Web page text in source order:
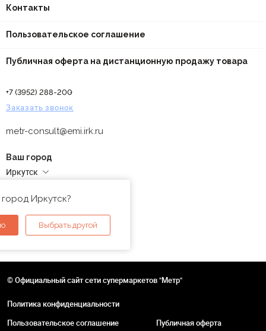
Контакты
Пользовательское соглашение
Публичная оферта на дистанционную продажу товара
+7 (3952) 288-200
Заказать звонок
metr-consult@emi.irk.ru
Ваш город
Иркутск
Иркутск?
Выбрать другой
© Официальный сайт сети супермаркетов "Метр"
Политика конфиденциальности
Пользовательское соглашение
Публичная оферта